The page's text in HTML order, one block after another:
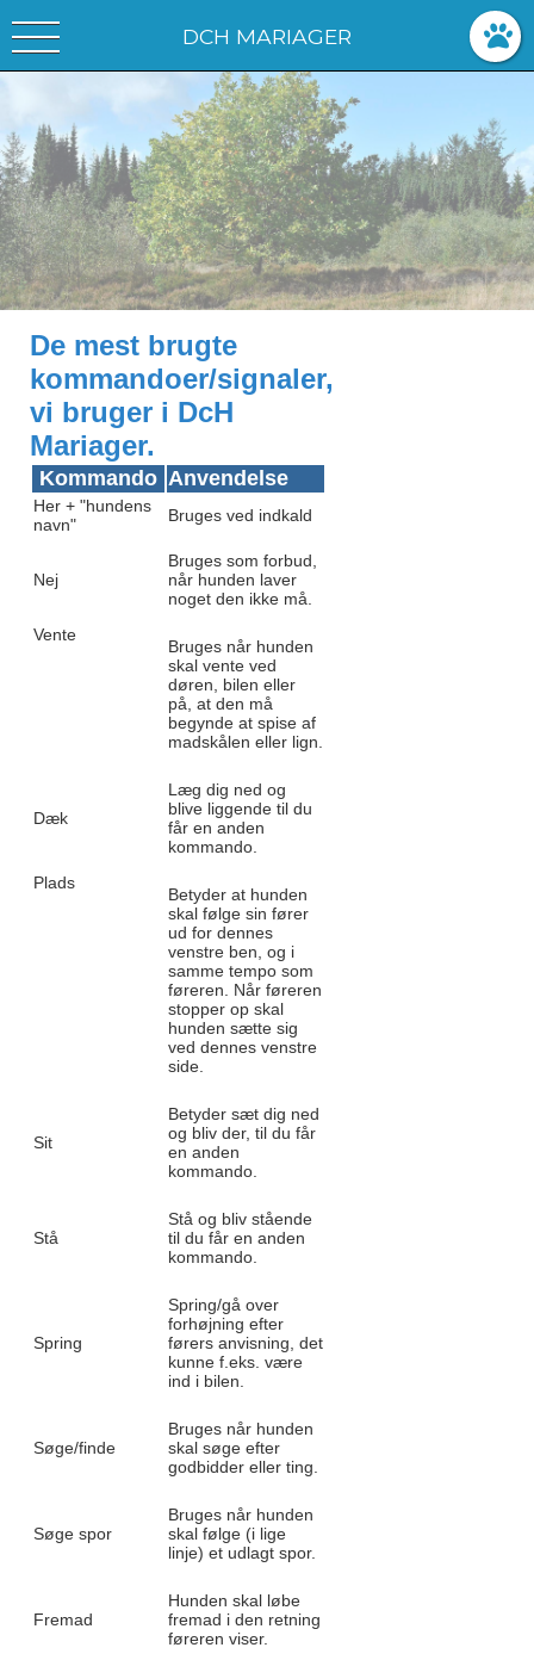
DCH MARIAGER
De mest brugte
kommandoer/signaler,
vi bruger i DcH
Mariager.
Kommando Anvendelse
Her + "hundens
navn"
Bruges ved indkald
Nej
Bruges som forbud,
når hunden laver
noget den ikke må.
Vente
Bruges når hunden
skal vente ved
døren, bilen eller
på, at den må
begynde at spise af
madskålen eller lign.
Dæk
Læg dig ned og
blive liggende til du
får en anden
kommando.
Plads
Betyder at hunden
skal følge sin fører
ud for dennes
venstre ben, og i
samme tempo som
føreren. Når føreren
stopper op skal
hunden sætte sig
ved dennes venstre
side.
Sit
Betyder sæt dig ned
og bliv der, til du får
en anden
kommando.
Stå
Stå og bliv stående
til du får en anden
kommando.
Spring
Spring/gå over
forhøjning efter
førers anvisning, det
kunne f.eks. være
ind i bilen.
Søge/finde
Bruges når hunden
skal søge efter
godbidder eller ting.
Søge spor
Bruges når hunden
skal følge (i lige
linje) et udlagt spor.
Fremad
Hunden skal løbe
fremad i den retning
føreren viser.